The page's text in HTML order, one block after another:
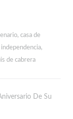
, casa de
,
de cabrera
De Su